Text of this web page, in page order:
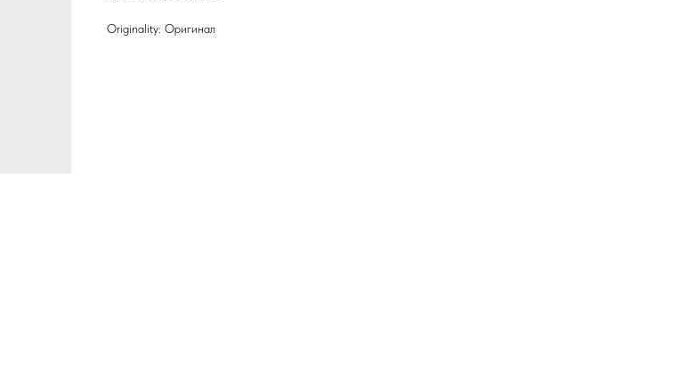
Originality: Оригинал